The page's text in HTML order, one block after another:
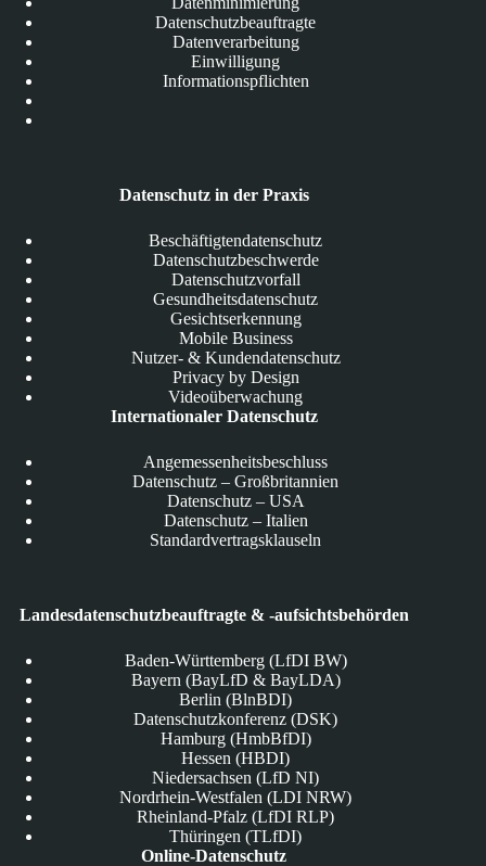
Datenschutzbeauftragte
Datenverarbeitung
Einwilligung
Informationspflichten
Datenschutz in der Praxis
Beschäftigtendatenschutz
Datenschutzbeschwerde
Datenschutzvorfall
Gesundheitsdatenschutz
Gesichtserkennung
Mobile Business
Nutzer- & Kundendatenschutz
Privacy by Design
Videoüberwachung
Internationaler Datenschutz
Angemessenheitsbeschluss
Datenschutz – Großbritannien
Datenschutz – USA
Datenschutz – Italien
Standardvertragsklauseln
Landesdatenschutzbeauftragte & -aufsichtsbehörden
Baden-Württemberg (LfDI BW)
Bayern (BayLfD & BayLDA)
Berlin (BlnBDI)
Datenschutzkonferenz (DSK)
Hamburg (HmbBfDI)
Hessen (HBDI)
Niedersachsen (LfD NI)
Nordrhein-Westfalen (LDI NRW)
Rheinland-Pfalz (LfDI RLP)
Thüringen (TLfDI)
Online-Datenschutz